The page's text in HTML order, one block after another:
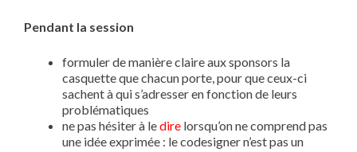
Pendant la session
formuler de manière claire aux sponsors la
casquette que chacun porte, pour que ceux-ci
sachent à qui s’adresser en fonction de leurs
problématiques
ne pas hésiter à ledire lorsqu’on ne comprend pas
une idée exprimée : le codesigner n’est pas un